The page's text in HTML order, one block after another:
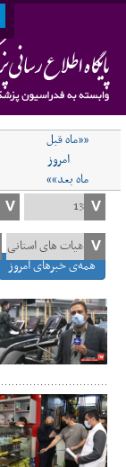
««ماه قبل
امروز
ماه بعد»»
همه‌ی خبرهای امروز